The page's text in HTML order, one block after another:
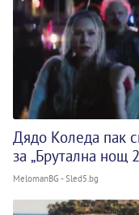
Дядо Коледа пак
за „Брутална нощ
MelomanBG - Sled5.bg